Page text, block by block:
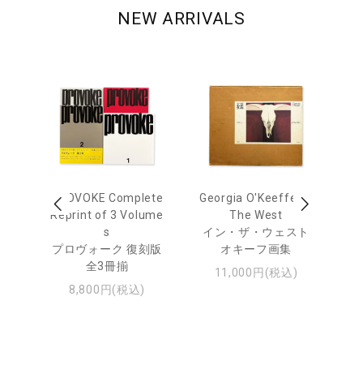
NEW ARRIVALS
PROVOKE Complete
Reprint of 3 Volume
s
プロヴォーク 復刻版
全3冊揃
8,800円(税込)
Georgia O'Keeffe: In
The West
イン・ザ・ウェスト
オキーフ画集
11,000円(税込)